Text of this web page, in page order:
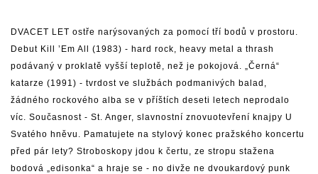
DVACET LET ostře narýsovaných za pomocí tří bodů v prostoru.
Debut Kill ’Em All (1983) - hard rock, heavy metal a thrash
podávaný v proklatě vyšší teplotě, než je pokojová. „Černá“
katarze (1991) - tvrdost ve službách podmanivých balad,
žádného rockového alba se v příštích deseti letech neprodalo
víc. Současnost - St. Anger, slavnostní znovuotevření knajpy U
Svatého hněvu. Pamatujete na stylový konec pražského koncertu
před pár lety? Stroboskopy jdou k čertu, ze stropu stažena
bodová „edisonka“ a hraje se - no divže ne dvoukardový punk